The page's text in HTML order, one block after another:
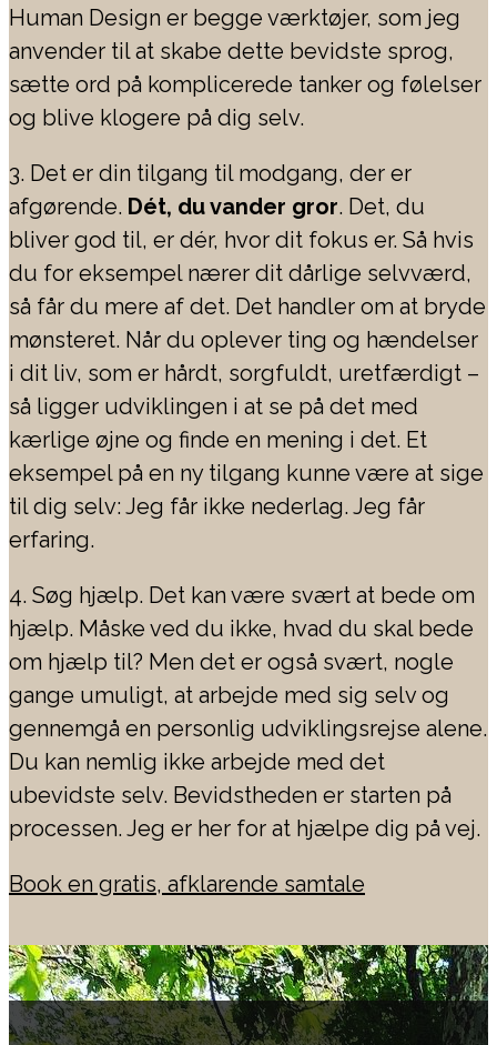
Human Design er begge værktøjer, som jeg
anvender til at skabe dette bevidste sprog,
sætte ord på komplicerede tanker og følelser
og blive klogere på dig selv.
3. Det er din tilgang til modgang, der er
afgørende. Dét, du vander gror. Det, du
bliver god til, er dér, hvor dit fokus er. Så hvis
du for eksempel nærer dit dårlige selvværd,
så får du mere af det. Det handler om at bryde
mønsteret. Når du oplever ting og hændelser
i dit liv, som er hårdt, sorgfuldt, uretfærdigt –
så ligger udviklingen i at se på det med
kærlige øjne og finde en mening i det. Et
eksempel på en ny tilgang kunne være at sige
til dig selv: Jeg får ikke nederlag. Jeg får
erfaring.
4. Søg hjælp. Det kan være svært at bede om
hjælp. Måske ved du ikke, hvad du skal bede
om hjælp til? Men det er også svært, nogle
gange umuligt, at arbejde med sig selv og
gennemgå en personlig udviklingsrejse alene.
Du kan nemlig ikke arbejde med det
ubevidste selv. Bevidstheden er starten på
processen. Jeg er her for at hjælpe dig på vej.
Book en gratis, afklarende samtale